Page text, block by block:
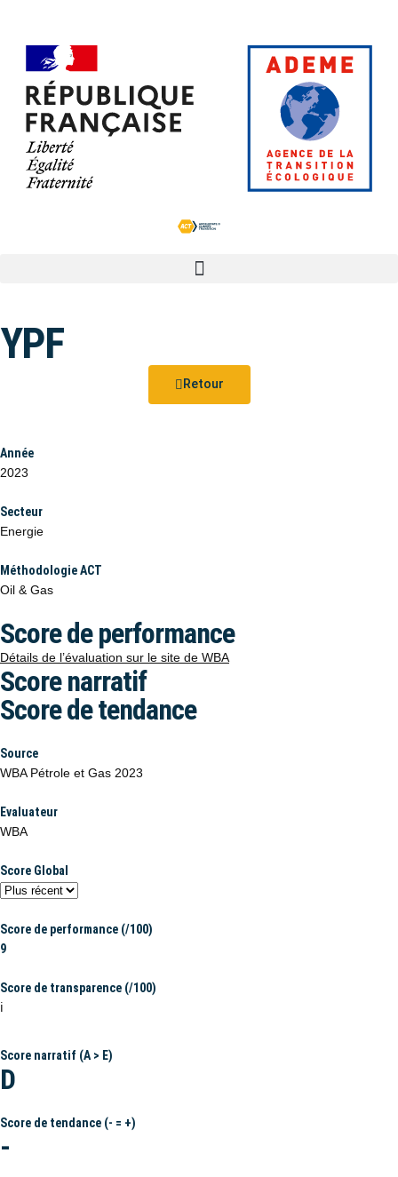
YPF
Retour
Année
2023
Secteur
Energie
Méthodologie ACT
Oil & Gas
Score de performance
Détails de l’évaluation sur le site de WBA
Score narratif
Score de tendance
Source
WBA Pétrole et Gas 2023
Evaluateur
WBA
Score Global
Score de performance (/100)
9
Score de transparence (/100)
ℹ️
Score narratif (A > E)
D
Score de tendance (- = +)
-